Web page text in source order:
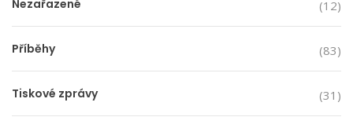
Nezařazené (12)
Příběhy (83)
Tiskové zprávy (31)